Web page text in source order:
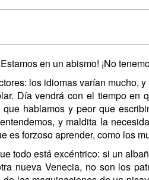
en un abismo! ¡No
los idiomas varían mucho,
Día vendrá con el tiempo en
hablamos y peor que
y maldita la
es forzoso aprender, como los
todo está excéntrico: si un
nueva Venecia, no son los